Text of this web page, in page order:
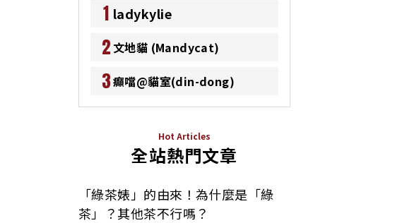
1 ladykylie
2 文地貓 (Mandycat)
3癲噹@貓室(din-dong)
Hot Articles
全站熱門文章
「綠茶婊」的由來！為什麼是「綠
茶」？其他茶不行嗎？